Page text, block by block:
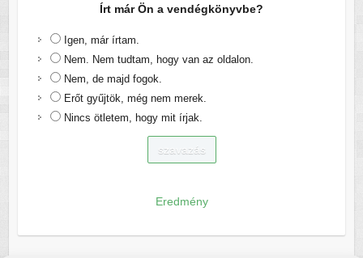
Írt már Ön a vendégkönyvbe?
Igen, már írtam.
Nem. Nem tudtam, hogy van az oldalon.
Nem, de majd fogok.
Erőt gyűjtök, még nem merek.
Nincs ötletem, hogy mit írjak.
Eredmény